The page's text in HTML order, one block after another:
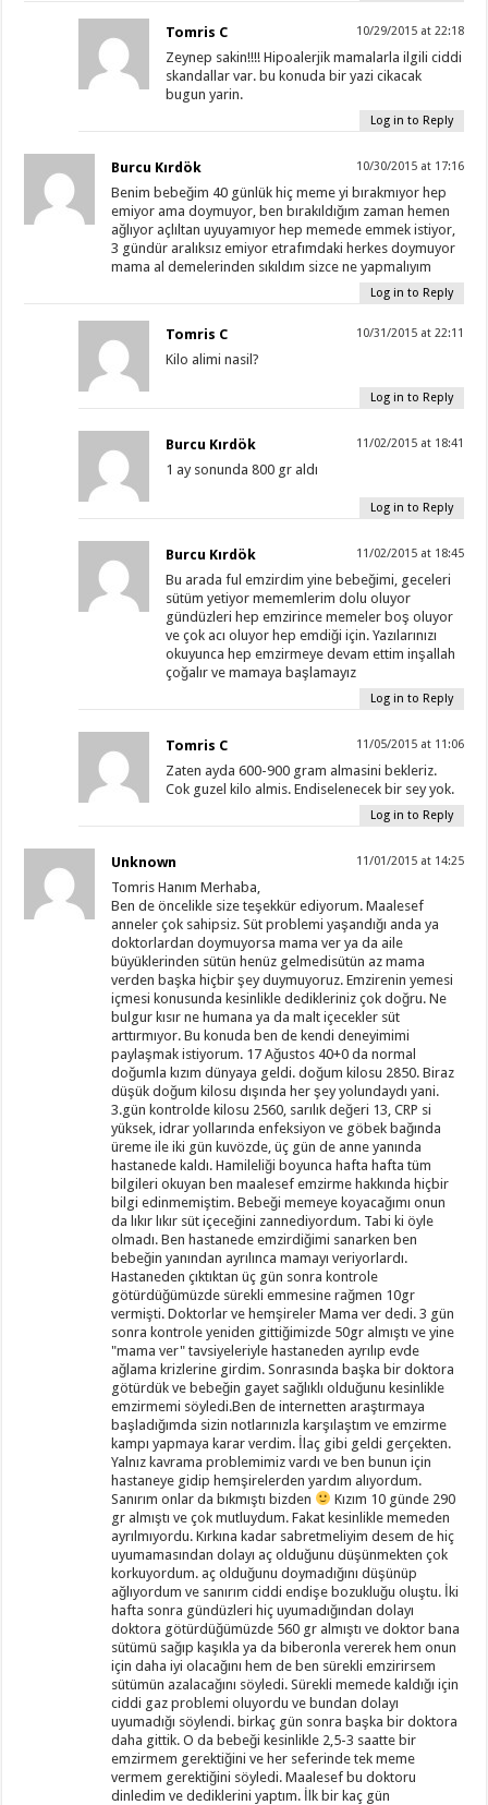
Tomris C 10/29/2015 at 22:18
Zeynep sakin!!!! Hipoalerjik mamalarla ilgili ciddi
skandallar var. bu konuda bir yazi cikacak
bugun yarin.
Log in to Reply
Burcu Kırdök 10/30/2015 at 17:16
Benim bebeğim 40 günlük hiç meme yi bırakmıyor hep
emiyor ama doymuyor, ben bırakıldığım zaman hemen
ağlıyor açlıltan uyuyamıyor hep memede emmek istiyor,
3 gündür aralıksız emiyor etrafımdaki herkes doymuyor
mama al demelerinden sıkıldım sizce ne yapmalıyım
Log in to Reply
Tomris C 10/31/2015 at 22:11
Kilo alimi nasil?
Log in to Reply
Burcu Kırdök 11/02/2015 at 18:41
1 ay sonunda 800 gr aldı
Log in to Reply
Burcu Kırdök 11/02/2015 at 18:45
Bu arada ful emzirdim yine bebeğimi, geceleri
sütüm yetiyor mememlerim dolu oluyor
gündüzleri hep emzirince memeler boş oluyor
ve çok acı oluyor hep emdiği için. Yazılarınızı
okuyunca hep emzirmeye devam ettim inşallah
çoğalır ve mamaya başlamayız
Log in to Reply
Tomris C 11/05/2015 at 11:06
Zaten ayda 600-900 gram almasini bekleriz.
Cok guzel kilo almis. Endiselenecek bir sey yok.
Log in to Reply
Unknown 11/01/2015 at 14:25
Tomris Hanım Merhaba,
Ben de öncelikle size teşekkür ediyorum. Maalesef
anneler çok sahipsiz. Süt problemi yaşandığı anda ya
doktorlardan doymuyorsa mama ver ya da aile
büyüklerinden sütün henüz gelmedisütün az mama
verden başka hiçbir şey duymuyoruz. Emzirenin yemesi
içmesi konusunda kesinlikle dedikleriniz çok doğru. Ne
bulgur kısır ne humana ya da malt içecekler süt
arttırmıyor. Bu konuda ben de kendi deneyimimi
paylaşmak istiyorum. 17 Ağustos 40+0 da normal
doğumla kızım dünyaya geldi. doğum kilosu 2850. Biraz
düşük doğum kilosu dışında her şey yolundaydı yani.
3.gün kontrolde kilosu 2560, sarılık değeri 13, CRP si
yüksek, idrar yollarında enfeksiyon ve göbek bağında
üreme ile iki gün kuvözde, üç gün de anne yanında
hastanede kaldı. Hamileliği boyunca hafta hafta tüm
bilgileri okuyan ben maalesef emzirme hakkında hiçbir
bilgi edinmemiştim. Bebeği memeye koyacağımı onun
da lıkır lıkır süt içeceğini zannediyordum. Tabi ki öyle
olmadı. Ben hastanede emzirdiğimi sanarken ben
bebeğin yanından ayrılınca mamayı veriyorlardı.
Hastaneden çıktıktan üç gün sonra kontrole
götürdüğümüzde sürekli emmesine rağmen 10gr
vermişti. Doktorlar ve hemşireler Mama ver dedi. 3 gün
sonra kontrole yeniden gittiğimizde 50gr almıştı ve yine
"mama ver" tavsiyeleriyle hastaneden ayrılıp evde
ağlama krizlerine girdim. Sonrasında başka bir doktora
götürdük ve bebeğin gayet sağlıklı olduğunu kesinlikle
emzirmemi söyledi.Ben de internetten araştırmaya
başladığımda sizin notlarınızla karşılaştım ve emzirme
kampı yapmaya karar verdim. İlaç gibi geldi gerçekten.
Yalnız kavrama problemimiz vardı ve ben bunun için
hastaneye gidip hemşirelerden yardım alıyordum.
Sanırım onlar da bıkmıştı bizden
Kızım 10 günde 290
gr almıştı ve çok mutluydum. Fakat kesinlikle memeden
ayrılmıyordu. Kırkına kadar sabretmeliyim desem de hiç
uyumamasından dolayı aç olduğunu düşünmekten çok
korkuyordum. aç olduğunu doymadığını düşünüp
ağlıyordum ve sanırım ciddi endişe bozukluğu oluştu. İki
hafta sonra gündüzleri hiç uyumadığından dolayı
doktora götürdüğümüzde 560 gr almıştı ve doktor bana
sütümü sağıp kaşıkla ya da biberonla vererek hem onun
için daha iyi olacağını hem de ben sürekli emzirirsem
sütümün azalacağını söyledi. Sürekli memede kaldığı için
ciddi gaz problemi oluyordu ve bundan dolayı
uyumadığı söylendi. birkaç gün sonra başka bir doktora
daha gittik. O da bebeği kesinlikle 2,5-3 saatte bir
emzirmem gerektiğini ve her seferinde tek meme
vermem gerektiğini söyledi. Maalesef bu doktoru
dinledim ve dediklerini yaptım. İlk bir kaç gün